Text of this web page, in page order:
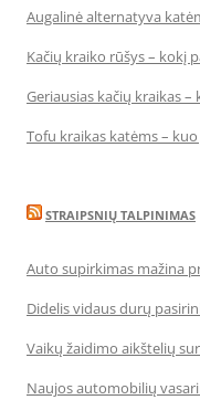
Augalinė alternatyva
Kačių kraiko rūšys – kokį
Geriausias kačių kraikas –
Tofu kraikas katėms –
STRAIPSNIŲ TALPINIMAS
Auto supirkimas mažina
Didelis vidaus durų
Vaikų žaidimo aikštelių
Naujos automobilių